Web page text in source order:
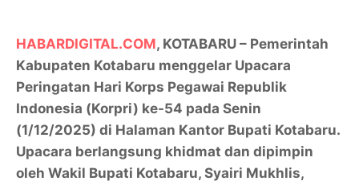
HABARDIGITAL.COM, KOTABARU – Pemerintah
Kabupaten Kotabaru menggelar Upacara
Peringatan Hari Korps Pegawai Republik
Indonesia (Korpri) ke-54 pada Senin
(1/12/2025) di Halaman Kantor Bupati Kotabaru.
Upacara berlangsung khidmat dan dipimpin
oleh Wakil Bupati Kotabaru, Syairi Mukhlis,